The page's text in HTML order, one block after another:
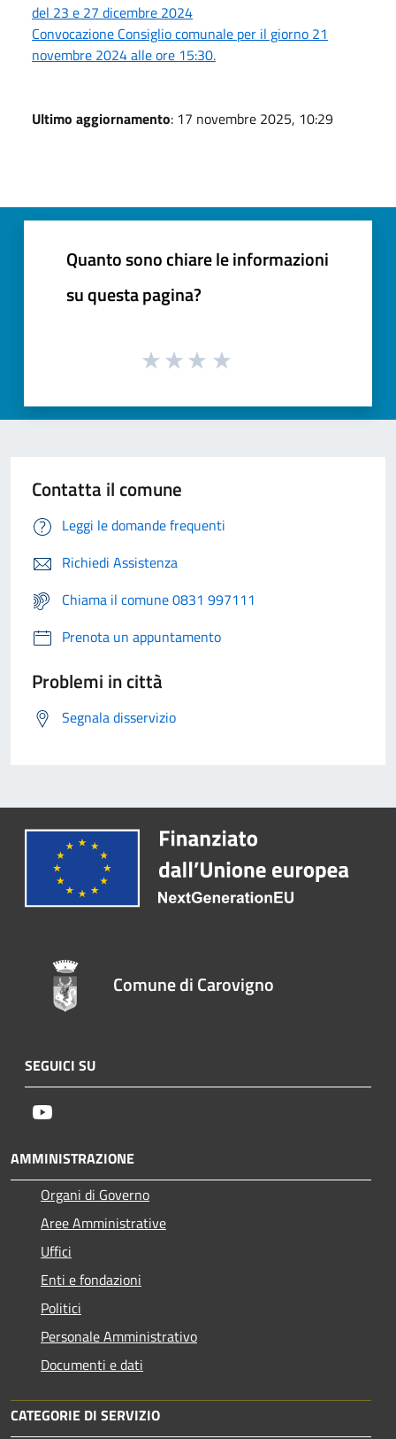
del 23 e 27 dicembre 2024
Convocazione Consiglio comunale per il giorno 21
novembre 2024 alle ore 15:30.
Ultimo aggiornamento: 17 novembre 2025, 10:29
Quanto sono chiare le informazioni
su questa pagina?
Contatta il comune
Leggi le domande frequenti
Richiedi Assistenza
Chiama il comune 0831 997111
Prenota un appuntamento
Problemi in città
Segnala disservizio
Comune di Carovigno
SEGUICI SU
AMMINISTRAZIONE
Organi di Governo
Aree Amministrative
Uffici
Enti e fondazioni
Politici
Personale Amministrativo
Documenti e dati
CATEGORIE DI SERVIZIO